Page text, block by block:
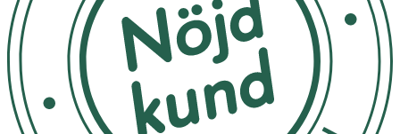
Användning
Applicera på huden innan solning.
Förvaring
Förvaras i rumstemperatur.